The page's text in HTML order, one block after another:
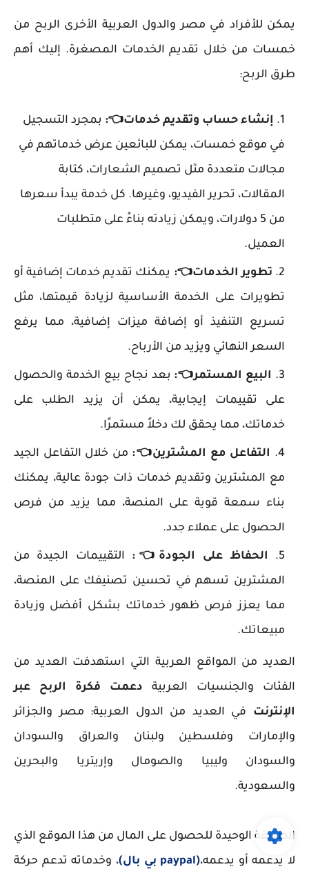
يمكن للأفراد في مصروالدول العربية الأخرى الربح من
خمسات من خلال تقديم الخدمات المصغرة. إليك أهم
طرق الربح:
إنشاء حساب وتقديم خدمات👈: بمجرد التسجيل
في موقع خمسات، يمكن للبائعين عرض خدماتهم في
مجالات متعددة مثل تصميم الشعارات، كتابة
المقالات، تحرير الفيديو، وغيرها. كل خدمة يبدأ سعرها
من 5 دولارات، ويمكن زيادته بناءً على متطلبات
العميل.
تطوير الخدمات👈: يمكنك تقديم خدمات إضافية أو
تطويرات على الخدمة الأساسية لزيادة قيمتها، مثل
تسريع التنفيذ أو إضافة ميزات إضافية، مما يرفع
السعر النهائي ويزيد من الأرباح.
البيع المستمر👈
: بعد نجاح بيع الخدمة والحصول
على تقييمات إيجابية، يمكن أن يزيد الطلب على
خدماتك، مما يحقق لك دخلاً مستمرًا.
التفاعل مع المشترين👈
: من خلال التفاعل الجيد
مع المشترين وتقديم خدمات ذات جودة عالية، يمكنك
بناء سمعة قوية على المنصة، مما يزيد من فرص
الحصول على عملاء جدد.
الحفاظ على الجودة 👈
: التقييمات الجيدة من
المشترين تسهم في تحسين تصنيفك على المنصة،
مما يعزز فرص ظهور خدماتك بشكل أفضل وزيادة
مبيعاتك.
العديد من المواقع العربية التي استهدفت العديد من
الفئات والجنسيات العربية دعمت فكرة الربح عبر
الإنترنت في العديد من الدول العربية: مصر والجزائر
والإمارات وفلسطين ولبنان والعراق والسودان
والسودان وليبيا والصومال وإريتريا والبحرين
والسعودية.
الطريقة الوحيدة للحصول على المال من هذا الموقع الذي
لا يدعمه أو يدعمه،(paypal بي بال)، وخدماته تدعم حركة